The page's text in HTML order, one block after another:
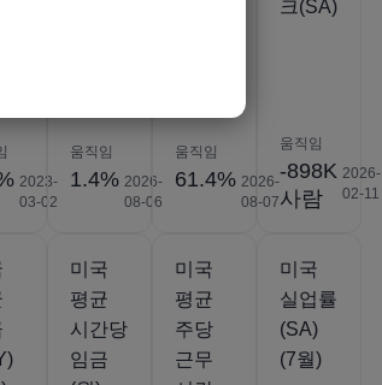
2023-
03-02
움직임
1.4% 2026-
08-06
움직임
61.4% 2026-
08-07
크(SA)
움직임
-898K
사람
2026-
02-11
미국
평균
시간당
임금
미국
평균
주당
근무
미국
실업률
(SA)
(7월)